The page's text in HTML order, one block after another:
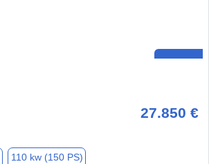
27.850 €
110 kw (150 PS)